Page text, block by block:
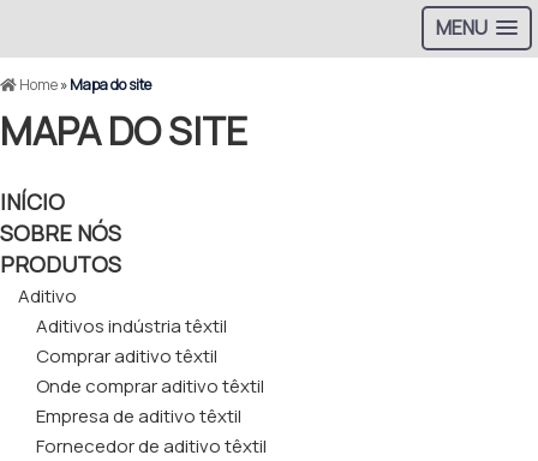
MENU
Home»Mapa do site
MAPA DO SITE
INÍCIO
SOBRE NÓS
PRODUTOS
Aditivo
Aditivos indústria têxtil
Comprar aditivo têxtil
Onde comprar aditivo têxtil
Empresa de aditivo têxtil
Fornecedor de aditivo têxtil